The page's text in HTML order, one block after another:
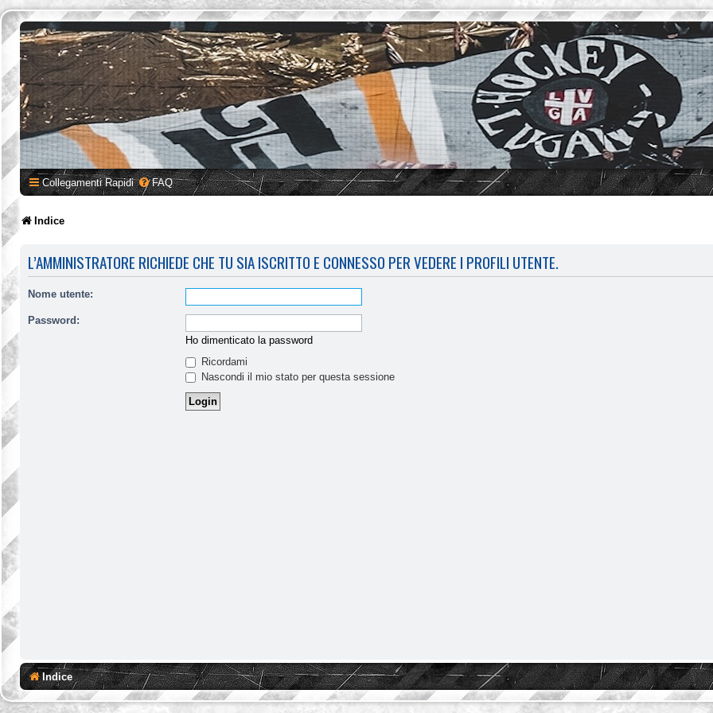
Collegamenti Rapidi FAQ
Indice
L’AMMINISTRATORE RICHIEDE CHE TU SIA ISCRITTO E CONNESSO PER VEDERE I PROFILI UTENTE.
Nome utente:
Password:
Ho dimenticato la password
Ricordami
Nascondi il mio stato per questa sessione
Indice